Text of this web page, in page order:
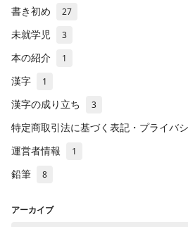
書き初め 27
未就学児 3
本の紹介 1
漢字 1
漢字の成り立ち 3
特定商取引法に基づく表記・プライバ
運営者情報 1
鉛筆 8
アーカイブ